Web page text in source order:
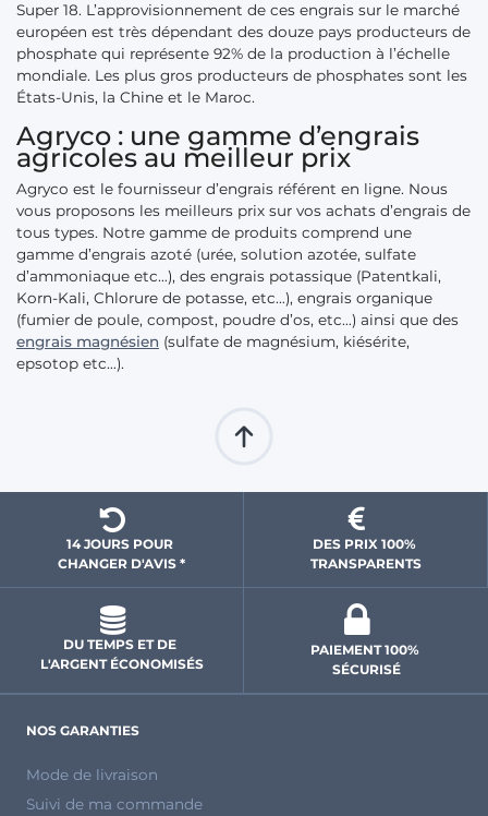
Super 18. L’approvisionnement de ces engrais sur le marché
européen est très dépendant des douze pays producteurs de
phosphate qui représente 92% de la production à l’échelle
mondiale. Les plus gros producteurs de phosphates sont les
États-Unis, la Chine et le Maroc.
Agryco : une gamme d’engrais
agricoles au meilleur prix
Agryco est le fournisseur d’engrais référent en ligne. Nous
vous proposons les meilleurs prix sur vos achats d’engrais de
tous types. Notre gamme de produits comprend une
gamme d’engrais azoté (urée, solution azotée, sulfate
d’ammoniaque etc…), des engrais potassique (Patentkali,
Korn-Kali, Chlorure de potasse, etc…), engrais organique
(fumier de poule, compost, poudre d’os, etc…) ainsi que des
engrais magnésien (sulfate de magnésium, kiésérite,
epsotop etc…).
14 JOURS POUR
CHANGER D'AVIS *
DES PRIX 100%
TRANSPARENTS
DU TEMPS ET DE
L'ARGENT ÉCONOMISÉS
PAIEMENT 100%
SÉCURISÉ
NOS GARANTIES
Mode de livraison
Suivi de ma commande